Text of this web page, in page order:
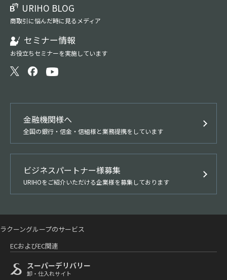
URIHO BLOG
商取引に悩んだ時に見るメディア
セミナー情報
お役立ちセミナーを実施しています
金融機関様へ
全国の銀行・信金・信組様と業務提携をしています
ビジネスパートナー様募集
URIHOをご紹介いただける企業様を募集しております
ラクーングループのサービス
ECおよびEC関連
スーパーデリバリー
卸・仕入れサイト